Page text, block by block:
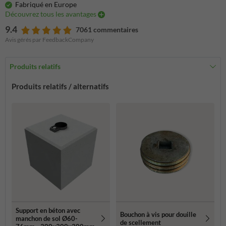
Fabriqué en Europe
Découvrez tous les avantages
9.4 7061 commentaires
Avis gérés par FeedbackCompany
Produits relatifs
Produits relatifs / alternatifs
Support en béton avec
manchon de sol Ø60-
Bouchon à vis pour douille
de scellement